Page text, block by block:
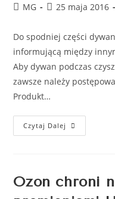
MG 25 maja 2016
Do spodniej części
informującą między
Aby dywan podczas
zawsze należy
Produkt…
Czytaj Dalej
Ozon chroni